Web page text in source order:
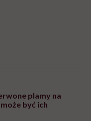
plamy na
być ich